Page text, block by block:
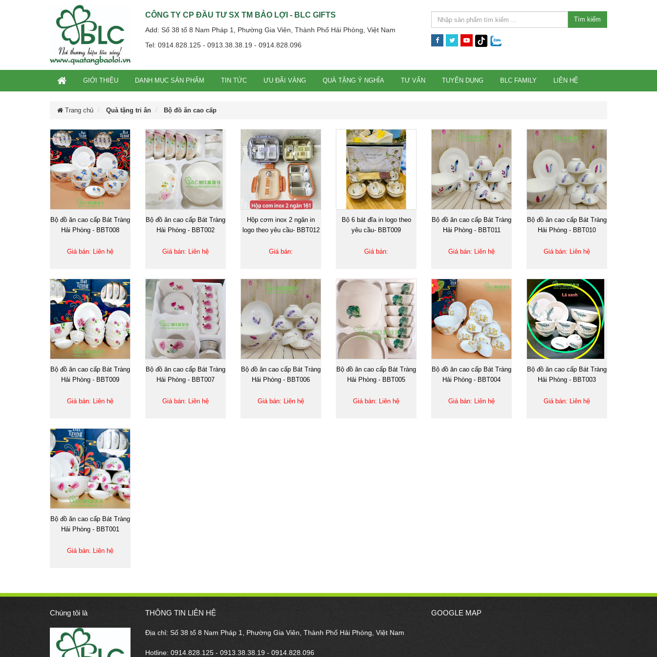
CÔNG TY CP ĐẦU TƯ SX TM BẢO LỢI - BLC GIFTS
Add: Số 38 tổ 8 Nam Pháp 1, Phường Gia Viên, Thành Phố Hải Phòng, Việt Nam
Tel: 0914.828.125 - 0913.38.38.19 - 0914.828.096
Tìm kiếm
GIỚI THIỆU DANH MỤC SẢN PHẨM TIN TỨC ƯU ĐÃI VÀNG QUÀ TẶNG Ý NGHĨA TƯ VẤN TUYỂN DỤNG BLC FAMILY LIÊN HỆ
Trang chủ Quà tặng tri ân Bộ đồ ăn cao cấp
Bộ đồ ăn cao cấp Bát Tràng
Hải Phòng - BBT008
Giá bán: Liên hệ
Bộ đồ ăn cao cấp Bát Tràng
Hải Phòng - BBT002
Giá bán: Liên hệ
Hộp cơm inox 2 ngăn in
logo theo yêu cầu- BBT012
Giá bán:
Bộ 6 bát đĩa in logo theo
yêu cầu- BBT009
Giá bán:
Bộ đồ ăn cao cấp Bát Tràng
Hải Phòng - BBT011
Giá bán: Liên hệ
Bộ đồ ăn cao cấp Bát Tràng
Hải Phòng - BBT010
Giá bán: Liên hệ
Bộ đồ ăn cao cấp Bát Tràng
Hải Phòng - BBT009
Giá bán: Liên hệ
Bộ đồ ăn cao cấp Bát Tràng
Hải Phòng - BBT007
Giá bán: Liên hệ
Bộ đồ ăn cao cấp Bát Tràng
Hải Phòng - BBT006
Giá bán: Liên hệ
Bộ đồ ăn cao cấp Bát Tràng
Hải Phòng - BBT005
Giá bán: Liên hệ
Bộ đồ ăn cao cấp Bát Tràng
Hải Phòng - BBT004
Giá bán: Liên hệ
Bộ đồ ăn cao cấp Bát Tràng
Hải Phòng - BBT003
Giá bán: Liên hệ
Bộ đồ ăn cao cấp Bát Tràng
Hải Phòng - BBT001
Giá bán: Liên hệ
Chúng tôi là THÔNG TIN LIÊN HỆ
Địa chỉ: Số 38 tổ 8 Nam Pháp 1, Phường Gia Viên, Thành Phố Hải Phòng, Việt Nam
Hotline: 0914.828.125 - 0913.38.38.19 - 0914.828.096
GOOGLE MAP